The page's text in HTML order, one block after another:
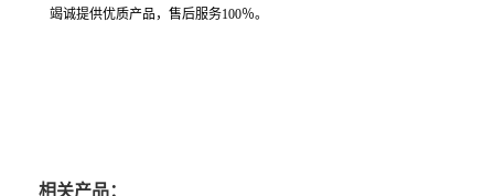
竭诚提供优质产品，售后服务100％。
相关产品：